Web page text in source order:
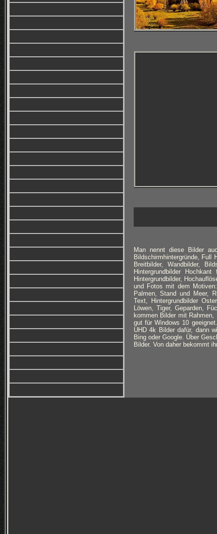
Man nennt diese Bilder
Bildschirmhintergründe, Full
Breitbilder, Wandbilder,
Hintergrundbilder
Hintergrundbilder,
und Fotos mit dem
Palmen, Stand und Meer,
Text, Hintergrundbilder
Löwen, Tiger, Geparden,
kommen Bilder mit
gut für Windows 10
UHD 4k Bilder dafür, dann
Bing oder Google. Über
Bilder. Von daher bekommt